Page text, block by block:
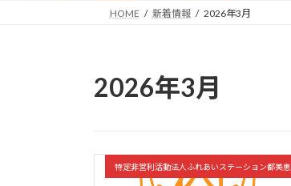
HOME 新着情報 2026年3月
2026年3月
特定非営利活動法人ふれあいステーション都美恵